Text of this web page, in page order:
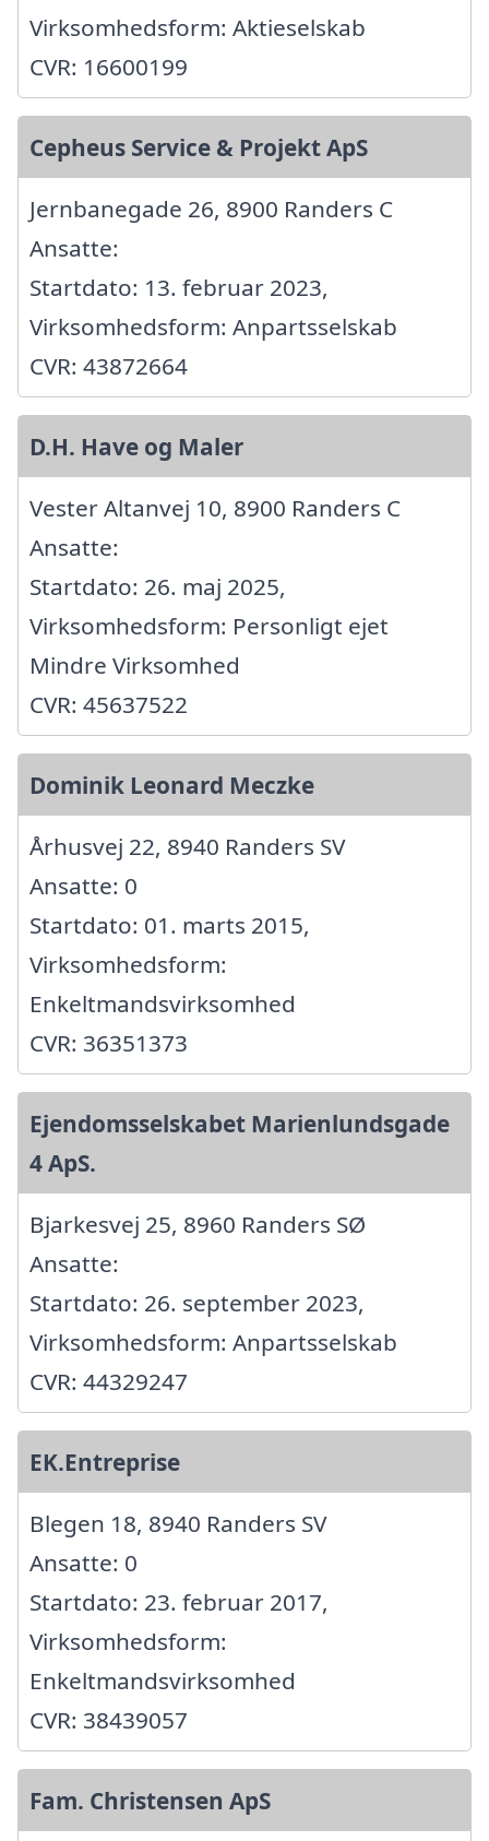
Virksomhedsform: Aktieselskab
CVR: 16600199
Cepheus Service & Projekt ApS
Jernbanegade 26, 8900 Randers C
Ansatte:
Startdato: 13. februar 2023,
Virksomhedsform: Anpartsselskab
CVR: 43872664
D.H. Have og Maler
Vester Altanvej 10, 8900 Randers C
Ansatte:
Startdato: 26. maj 2025,
Virksomhedsform: Personligt ejet
Mindre Virksomhed
CVR: 45637522
Dominik Leonard Meczke
Århusvej 22, 8940 Randers SV
Ansatte: 0
Startdato: 01. marts 2015,
Virksomhedsform:
Enkeltmandsvirksomhed
CVR: 36351373
Ejendomsselskabet Marienlundsgade
4 ApS.
Bjarkesvej 25, 8960 Randers SØ
Ansatte:
Startdato: 26. september 2023,
Virksomhedsform: Anpartsselskab
CVR: 44329247
EK.Entreprise
Blegen 18, 8940 Randers SV
Ansatte: 0
Startdato: 23. februar 2017,
Virksomhedsform:
Enkeltmandsvirksomhed
CVR: 38439057
Fam. Christensen ApS